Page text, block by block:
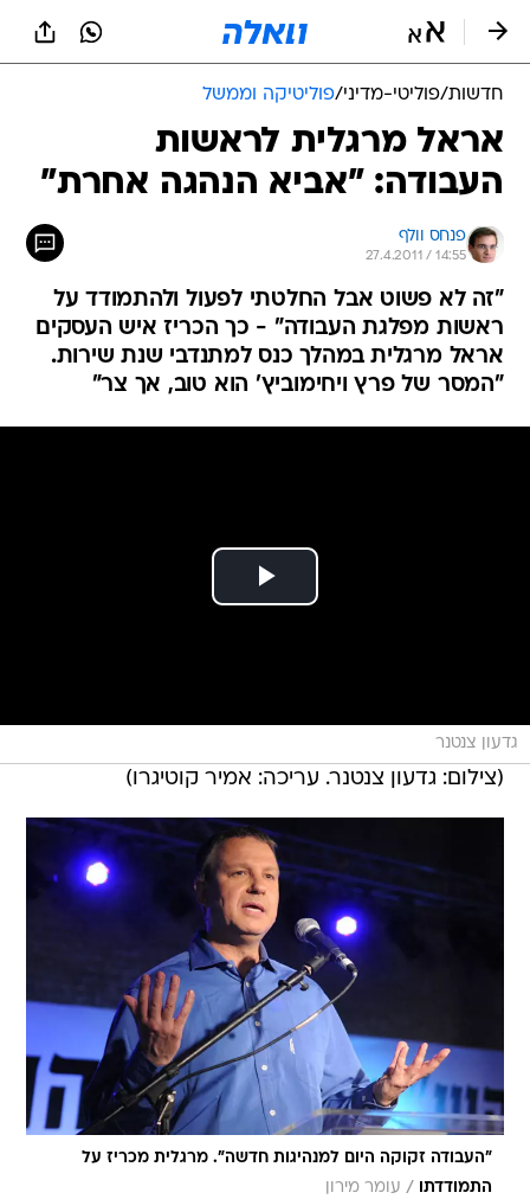
חדשות/פוליטי-מדיני/פוליטיקה וממשל
אראל מרגלית לראשות
העבודה: "אביא הנהגה אחרת"
פנחס וולף
27.4.2011 / 14:55
"זה לא פשוט אבל החלטתי לפעול ולהתמודד על
ראשות מפלגת העבודה" - כך הכריז איש העסקים
אראל מרגלית במהלך כנס למתנדבי שנת שירות.
"המסר של פרץ ויחימוביץ' הוא טוב, אך צר"
גדעון צנטנר
(צילום: גדעון צנטנר. עריכה: אמיר קוטיגרו)
"העבודה זקוקה היום למנהיגות חדשה". מרגלית מכריז על
התמודדתו
/ עומר מירון